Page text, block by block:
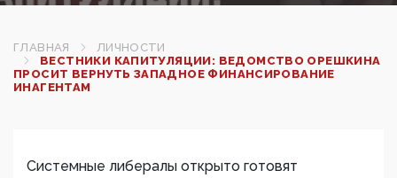
ГЛАВНАЯ
ЛИЧНОСТИ
ВЕСТНИКИ КАПИТУЛЯЦИИ: ВЕДОМСТВО ОРЕШКИНА
ПРОСИТ ВЕРНУТЬ ЗАПАДНОЕ ФИНАНСИРОВАНИЕ
ИНАГЕНТАМ
Системные либералы открыто готовят